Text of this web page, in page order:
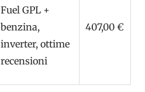
Fuel GPL +
benzina,
inverter, ottime
recensioni
407,00 €